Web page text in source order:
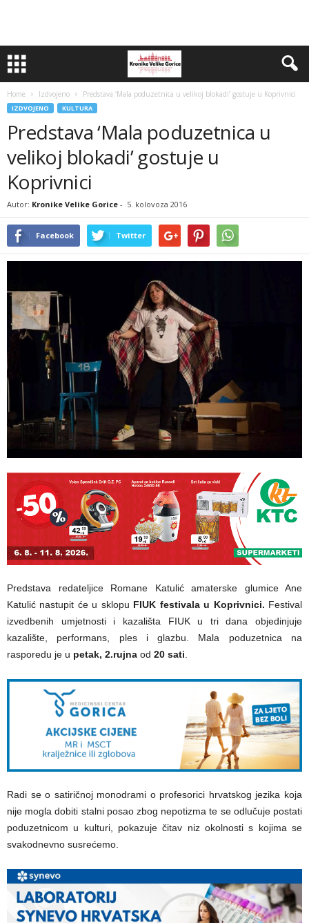
Home Izdvojeno Predstava ‘Mala poduzetnica u velikoj blokadi’ gostuje u Koprivnici
IZDVOJENO KULTURA
Predstava ‘Mala poduzetnica u
velikoj blokadi’ gostuje u
Koprivnici
Autor: Kronike Velike Gorice - 5. kolovoza 2016
Facebook Twitter
Predstava redateljice Romane Katulić amaterske glumice Ane
Katulić nastupit će u sklopu FIUK festivala u Koprivnici. Festival
izvedbenih umjetnosti i kazališta FIUK u tri dana objedinjuje
kazalište, performans, ples i glazbu. Mala poduzetnica na
rasporedu je u petak, 2.rujna od 20 sati
Radi se o satiričnoj monodrami o profesorici hrvatskog jezika koja
nije mogla dobiti stalni posao zbog nepotizma te se odlučuje postati
poduzetnicom u kulturi, pokazuje čitav niz okolnosti s kojima se
svakodnevno susrećemo.